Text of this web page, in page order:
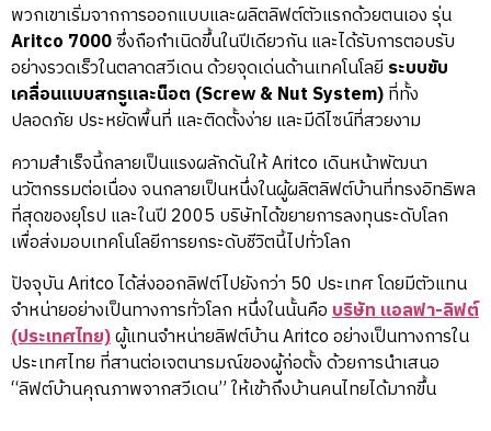
พวกเขาเริ่มจากการออกแบบและผลิตลิฟต์ตัวแรกด้วยตนเอง รุ่น
Aritco 7000ซึ่งถือกำเนิดขึ้นในปีเดียวกัน และได้รับการตอบรับ
อย่างรวดเร็วในตลาดสวีเดน ด้วยจุดเด่นด้านเทคโนโลยี ระบบขับ
เคลื่อนแบบสกรูและน็อต (Screw & Nut System)ที่ทั้ง
ปลอดภัย ประหยัดพื้นที่ และติดตั้งง่าย และมีดีไซน์ที่สวยงาม
ความสำเร็จนี้กลายเป็นแรงผลักดันให้ Aritco เดินหน้าพัฒนา
นวัตกรรมต่อเนื่อง จนกลายเป็นหนึ่งในผู้ผลิตลิฟต์บ้านที่ทรงอิทธิพล
ที่สุดของยุโรป และในปี 2005 บริษัทได้ขยายการลงทุนระดับโลก
เพื่อส่งมอบเทคโนโลยีการยกระดับชีวิตนี้ไปทั่วโลก
ปัจจุบัน Aritco ได้ส่งออกลิฟต์ไปยังกว่า 50 ประเทศ โดยมีตัวแทน
จำหน่ายอย่างเป็นทางการทั่วโลก หนึ่งในนั้นคือบริษัท แอลฟา-ลิฟต์
(ประเทศไทย)ผู้แทนจำหน่ายลิฟต์บ้าน Aritco อย่างเป็นทางการใน
ประเทศไทย ที่สานต่อเจตนารมณ์ของผู้ก่อตั้ง ด้วยการนำเสนอ
“ลิฟต์บ้านคุณภาพจากสวีเดน” ให้เข้าถึงบ้านคนไทยได้มากขึ้น